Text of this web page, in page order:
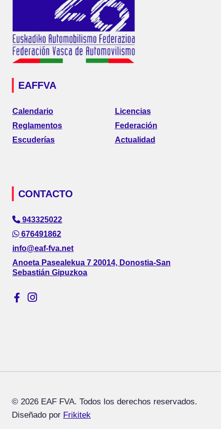
EAFFVA
Calendario
Reglamentos
Escuderías
Licencias
Federación
Actualidad
CONTACTO
943325022
676491862
info@eaf-fva.net
Anoeta Pasealekua 7 20014, Donostia-San
Sebastián Gipuzkoa
© 2026 EAF FVA. Todos los derechos reservados.
Diseñado por Frikitek